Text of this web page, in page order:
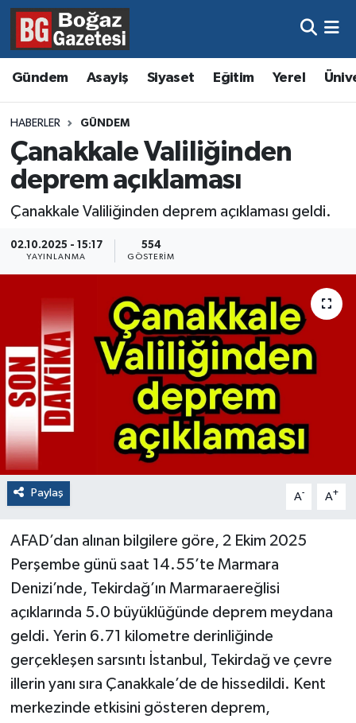
Gündem Asayiş Siyaset Eğitim Yerel
HABERLER GÜNDEM
Çanakkale Valiliğinden
deprem açıklaması
Çanakkale Valiliğinden deprem açıklaması geldi.
02.10.2025 - 15:17
YAYINLANMA
554
GÖSTERIM
Paylaş A- A+
AFAD’dan alınan bilgilere göre, 2 Ekim 2025
Perşembe günü saat 14.55’te Marmara
Denizi’nde, Tekirdağ’ın Marmaraereğlisi
açıklarında 5.0 büyüklüğünde deprem meydana
geldi. Yerin 6.71 kilometre derinliğinde
gerçekleşen sarsıntı İstanbul, Tekirdağ ve çevre
illerin yanı sıra Çanakkale’de de hissedildi. Kent
merkezinde etkisini gösteren deprem,
Asayiş
Eğitim
Ekonomi
Gündem
Kültür ve Sanat
Magazin
Resmi İlanlar
Sağlık
Hava Durumu
Trafik Durumu
Süper Lig Puan Durumu ve Fikstür
Tüm Manşetler
Son Dakika Haberleri
Haber Arşivi